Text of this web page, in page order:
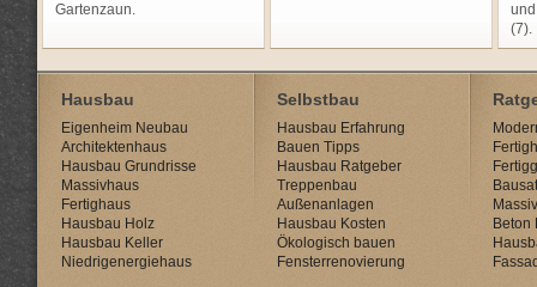
Gartenzaun.
(7).
Hausbau
Eigenheim Neubau
Architektenhaus
Hausbau Grundrisse
Massivhaus
Fertighaus
Hausbau Holz
Hausbau Keller
Niedrigenergiehaus
Selbstbau
Hausbau Erfahrung
Bauen Tipps
Hausbau Ratgeber
Treppenbau
Außenanlagen
Hausbau Kosten
Ökologisch bauen
Fensterrenovierung
Beton